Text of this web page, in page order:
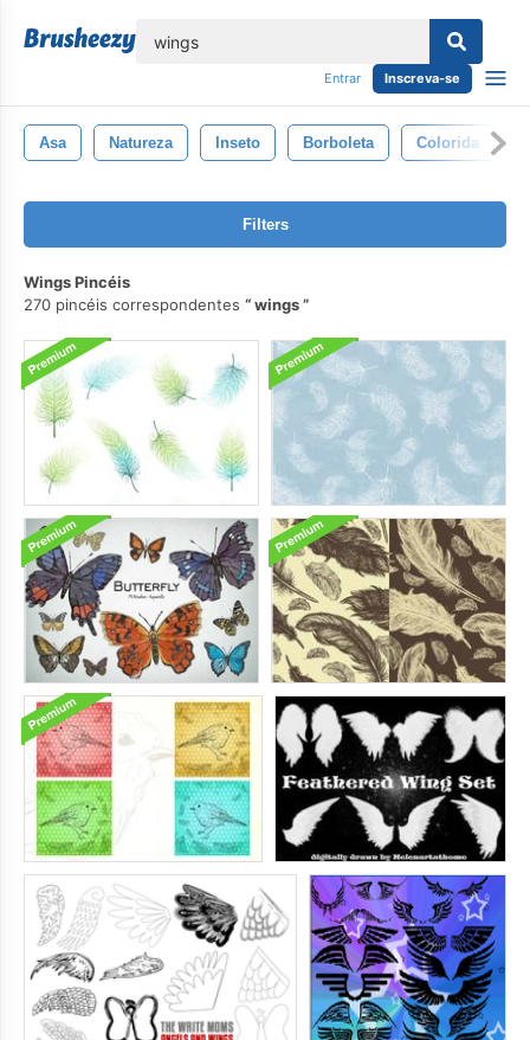
Entrar Inscreva-se
Asa Natureza Inseto Borboleta Colorida
Filters
Wings Pincéis
270 pincéis correspondentes
wings